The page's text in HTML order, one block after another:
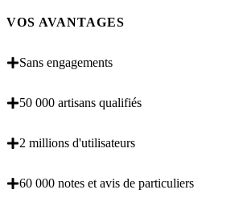
VOS AVANTAGES
Sans engagements
50 000 artisans qualifiés
2 millions d'utilisateurs
60 000 notes et avis de particuliers